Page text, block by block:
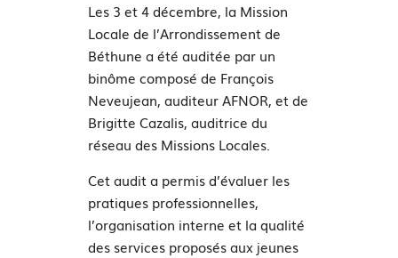
Les 3 et 4 décembre, la Mission
Locale de l’Arrondissement de
Béthune a été auditée par un
binôme composé de François
Neveujean, auditeur AFNOR, et de
Brigitte Cazalis, auditrice du
réseau des Missions Locales.
Cet audit a permis d’évaluer les
pratiques professionnelles,
l’organisation interne et la qualité
des services proposés aux jeunes